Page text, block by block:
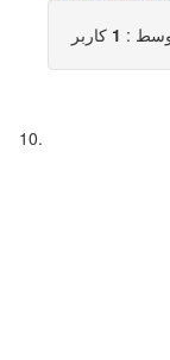
:
1 کاربر